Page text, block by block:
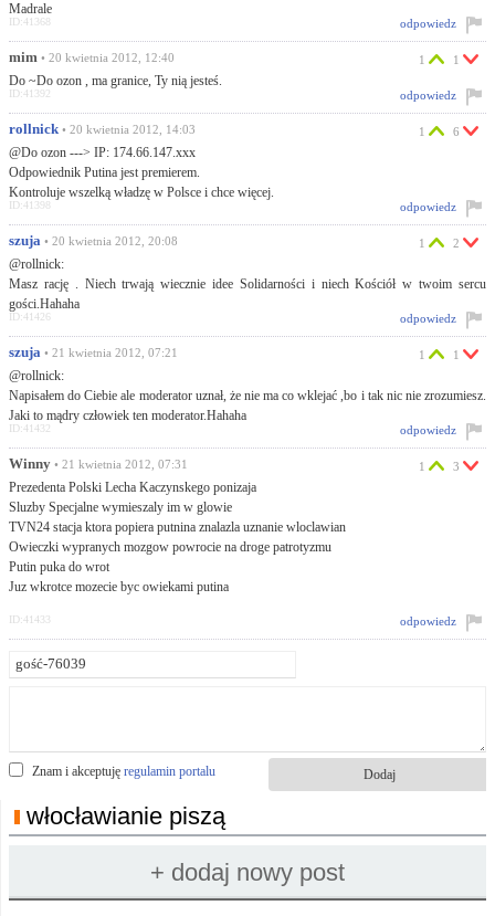
Madrale
odpowiedz
ID:41368
mim • 20 kwietnia 2012, 12:40
Do ~Do ozon , ma granice, Ty nią jesteś.
1 1
odpowiedz
ID:41392
rollnick • 20 kwietnia 2012, 14:03
@Do ozon ---> IP: 174.66.147.xxx
Odpowiednik Putina jest premierem.
Kontroluje wszelką władzę w Polsce i chce więcej.
1 6
odpowiedz
ID:41398
szuja • 20 kwietnia 2012, 20:08
@rollnick:
Masz rację . Niech trwają wiecznie idee Solidarności i niech Kościół w twoim sercu
gości.Hahaha
1 2
odpowiedz
ID:41426
szuja • 21 kwietnia 2012, 07:21
@rollnick:
Napisałem do Ciebie ale moderator uznał, że nie ma co wklejać ,bo i tak nic nie zrozumiesz.
Jaki to mądry człowiek ten moderator.Hahaha
1 1
odpowiedz
ID:41432
Winny • 21 kwietnia 2012, 07:31
Prezedenta Polski Lecha Kaczynskego ponizaja
Sluzby Specjalne wymieszaly im w glowie
TVN24 stacja ktora popiera putnina znalazla uznanie wloclawian
Owieczki wypranych mozgow powrocie na droge patrotyzmu
Putin puka do wrot
Juz wkrotce mozecie byc owiekami putina
1 3
odpowiedz
ID:41433
Znam i akceptuję regulamin portalu
włocławianie piszą